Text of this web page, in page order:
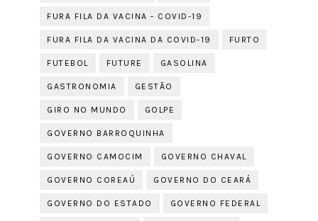
FURA FILA DA VACINA - COVID-19
FURA FILA DA VACINA DA COVID-19 FURTO
FUTEBOL FUTURE GASOLINA
GASTRONOMIA GESTÃO
GIRO NO MUNDO GOLPE
GOVERNO BARROQUINHA
GOVERNO CAMOCIM GOVERNO CHAVAL
GOVERNO COREAÚ GOVERNO DO CEARÁ
GOVERNO DO ESTADO GOVERNO FEDERAL